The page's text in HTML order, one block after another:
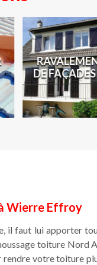
DE
Wierre Effroy
il faut lui apporter
toiture
votre toiture